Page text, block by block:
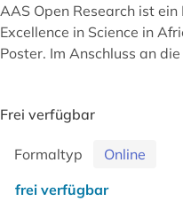
AAS Open Research ist
Excellence in Science in
Poster. Im Anschluss an
Frei verfügbar
Formaltyp
Online
frei verfügbar